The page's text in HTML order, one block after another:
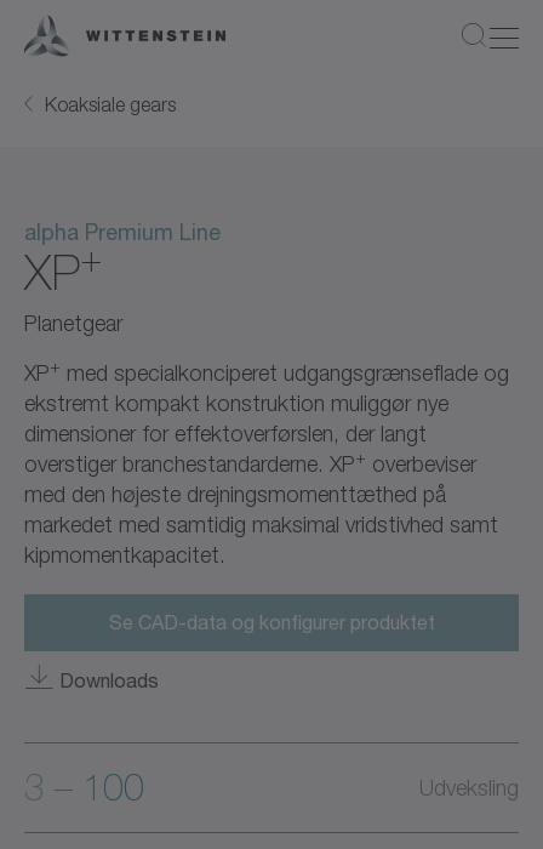
Koaksiale gears
alpha Premium Line
XP+
Planetgear
XP+ med specialkonciperet udgangsgrænseflade og
ekstremt kompakt konstruktion muliggør nye
dimensioner for effektoverførslen, der langt
overstiger branchestandarderne. XP+ overbeviser
med den højeste drejningsmomenttæthed på
markedet med samtidig maksimal vridstivhed samt
kipmomentkapacitet.
Se CAD-data og konfigurer produktet
Downloads
3 – 100 Udveksling